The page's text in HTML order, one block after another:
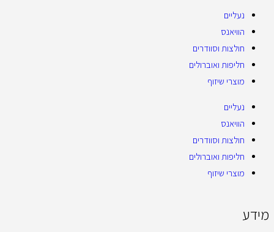
נעליים
הוויאנס
חולצות וסוודרים
חליפות ואוברולים
מוצרי שיזוף
נעליים
הוויאנס
חולצות וסוודרים
חליפות ואוברולים
מוצרי שיזוף
מידע